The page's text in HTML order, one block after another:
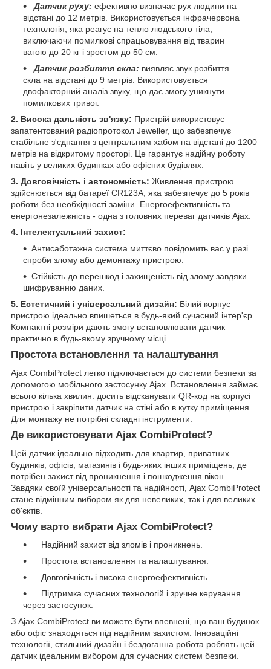
Датчик руху: ефективно визначає рух людини на
відстані до 12 метрів. Використовується інфрачервона
технологія, яка реагує на тепло людського тіла,
виключаючи помилкові спрацьовування від тварин
вагою до 20 кг і зростом до 50 см.
Датчик розбиття скла: виявляє звук розбиття
скла на відстані до 9 метрів. Використовується
двофакторний аналіз звуку, що дає змогу уникнути
помилкових тривог.
2. Висока дальність зв'язку: Пристрій використовує
запатентований радіопротокол Jeweller, що забезпечує
стабільне з'єднання з центральним хабом на відстані до 1200
метрів на відкритому просторі. Це гарантує надійну роботу
навіть у великих будинках або офісних будівлях.
3. Довговічність і автономність: Живлення пристрою
здійснюється від батареї CR123A, яка забезпечує до 5 років
роботи без необхідності заміни. Енергоефективність та
енергонезалежність - одна з головних переваг датчиків Ajax.
4. Інтелектуальний захист:
Антисаботажна система миттєво повідомить вас у разі
спроби злому або демонтажу пристрою.
Стійкість до перешкод і захищеність від злому завдяки
шифруванню даних.
5. Естетичний і універсальний дизайн: Білий корпус
пристрою ідеально впишеться в будь-який сучасний інтер'єр.
Компактні розміри дають змогу встановлювати датчик
практично в будь-якому зручному місці.
Простота встановлення та налаштування
Ajax CombiProtect легко підключається до системи безпеки за
допомогою мобільного застосунку Ajax. Встановлення займає
всього кілька хвилин: досить відсканувати QR-код на корпусі
пристрою і закріпити датчик на стіні або в кутку приміщення.
Для монтажу не потрібні складні інструменти.
Де використовувати Ajax CombiProtect?
Цей датчик ідеально підходить для квартир, приватних
будинків, офісів, магазинів і будь-яких інших приміщень, де
потрібен захист від проникнення і пошкодження вікон.
Завдяки своїй універсальності та надійності, Ajax CombiProtect
стане відмінним вибором як для невеликих, так і для великих
об'єктів.
Чому варто вибрати Ajax CombiProtect?
Надійний захист від зломів і проникнень.
Простота встановлення та налаштування.
Довговічність і висока енергоефективність.
Підтримка сучасних технологій і зручне керування
через застосунок.
З Ajax CombiProtect ви можете бути впевнені, що ваш будинок
або офіс знаходяться під надійним захистом. Інноваційні
технології, стильний дизайн і бездоганна робота роблять цей
датчик ідеальним вибором для сучасних систем безпеки.